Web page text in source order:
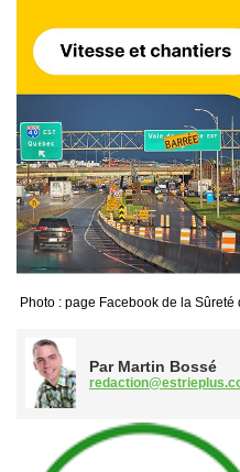
Photo : page Facebook de la Sûreté
Par Martin Bossé